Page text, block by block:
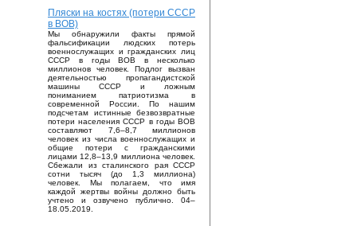
Пляски на костях (потери СССР
в ВОВ)
Мы обнаружили факты прямой
фальсификации людских потерь
военнослужащих и гражданских лиц
СССР в годы ВОВ в несколько
миллионов человек. Подлог вызван
деятельностью пропагандистской
машины СССР и ложным
пониманием патриотизма в
современной России. По нашим
подсчетам истинные безвозвратные
потери населения СССР в годы ВОВ
составляют 7,6–8,7 миллионов
человек из числа военнослужащих и
общие потери с гражданскими
лицами 12,8–13,9 миллиона человек.
Сбежали из сталинского рая СССР
сотни тысяч (до 1,3 миллиона)
человек. Мы полагаем, что имя
каждой жертвы войны должно быть
учтено и озвучено публично. 04–
18.05.2019.